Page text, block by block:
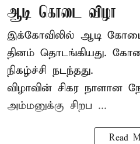
ஆடி கொடை விழா
இக்கோவிலில் ஆடி
தினம் தொடங்கியது.
நிகழ்ச்சி நடந்தது.
விழாவின் சிகர நாளான
அம்மனுக்கு சிறப ...
Read